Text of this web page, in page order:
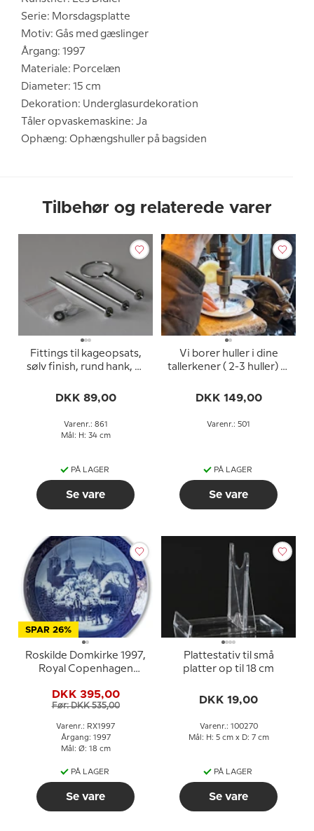
Serie: Morsdagsplatte
Motiv: Gås med gæslinger
Årgang: 1997
Materiale: Porcelæn
Diameter: 15 cm
Dekoration: Underglasurdekoration
Tåler opvaskemaskine: Ja
Ophæng: Ophængshuller på bagsiden
Tilbehør og relaterede varer
Fittings til kageopsats,
sølv finish, rund hank, 2-
DKK 89,00
Varenr.: 861
Mål: H: 34 cm
PÅ LAGER
Se vare
Vi borer huller i dine
tallerkener ( 2-3 huller) til
DKK 149,00
Varenr.: 501
PÅ LAGER
Se vare
SPAR 26%
Roskilde Domkirke 1997,
Royal Copenhagen
DKK 395,00
Før: DKK 535,00
Varenr.: RX1997
Årgang: 1997
Mål: Ø: 18 cm
PÅ LAGER
Se vare
Plattestativ til små
platter op til 18 cm
DKK 19,00
Varenr.: 100270
Mål: H: 5 cm x D: 7 cm
PÅ LAGER
Se vare